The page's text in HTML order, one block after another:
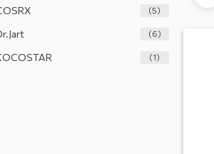
(5)
(6)
(1)